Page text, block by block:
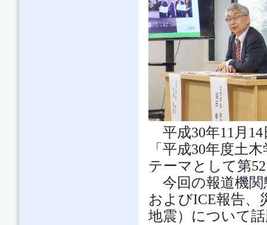
平成30年11月14
「平成30年度土
テーマとして第
今回の報道機関
およびICE報告、
地震）について